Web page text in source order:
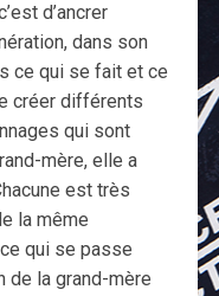
d’ancrer
dans son
ce qui se fait et ce
créer différents
qui sont
mère, elle a
est très
la même
qui se passe
de la grand-mère